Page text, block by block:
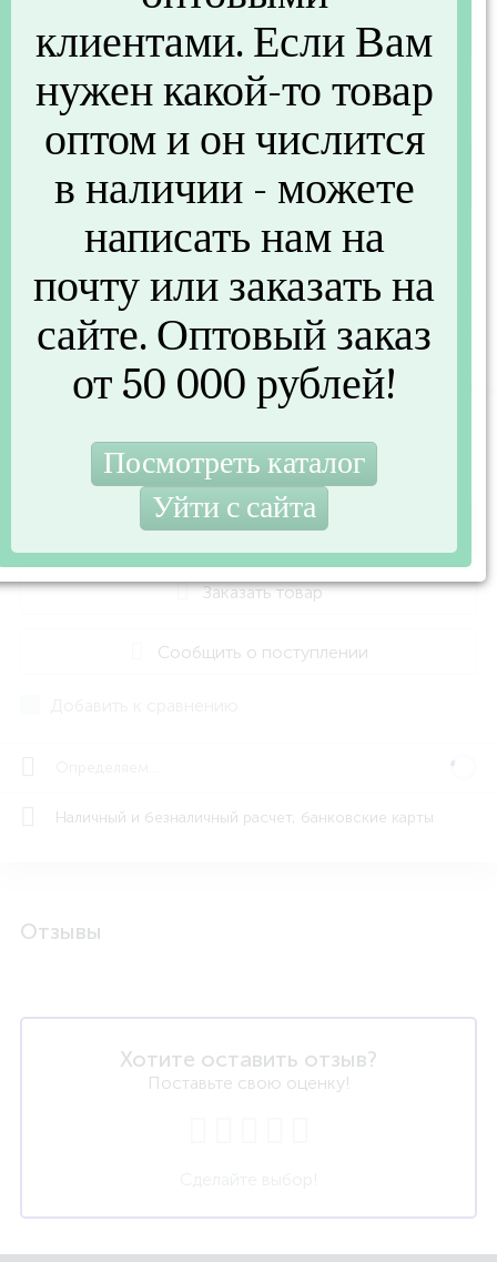
Артикул
DM667
Бренд
Материал
Пластик
Штрихкод
Страна производства
Россия
457 руб. /шт
Нет в наличии
Купить
Заказать товар
Сообщить о поступлении
Наличный и безналичный расчет, банковские карты
Отзывы
Хотите оставить отзыв?
Поставьте свою оценку!
клиентами. Если Вам
нужен какой-то товар
оптом и он числится
в наличии - можете
написать нам на
почту или заказать на
сайте. Оптовый заказ
от 50 000 рублей!